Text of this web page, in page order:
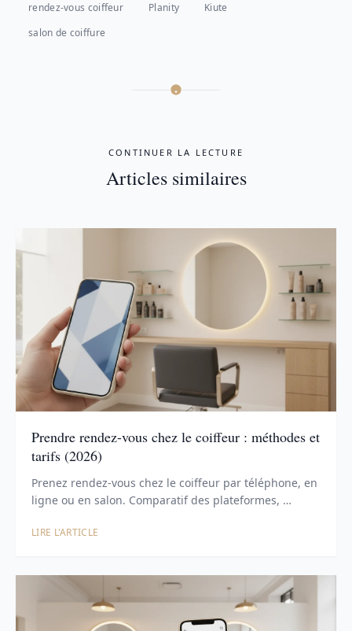
rendez-vous coiffeur
Planity
Kiute
salon de coiffure
CONTINUER LA LECTURE
Articles similaires
Prendre rendez-vous chez le coiffeur : méthodes et
tarifs (2026)
Prenez rendez-vous chez le coiffeur par téléphone, en
ligne ou en salon. Comparatif des plateformes, …
LIRE L'ARTICLE